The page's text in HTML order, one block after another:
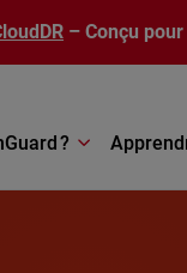
– Conçu
?